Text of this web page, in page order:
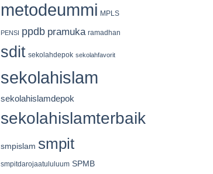
metodeummi MPLS
PENSI ppdb pramuka ramadhan
sdit sekolahdepok sekolahfavorit
sekolahislam
sekolahislamdepok
sekolahislamterbaik
smpislam smpit
smpitdarojaatululuum SPMB